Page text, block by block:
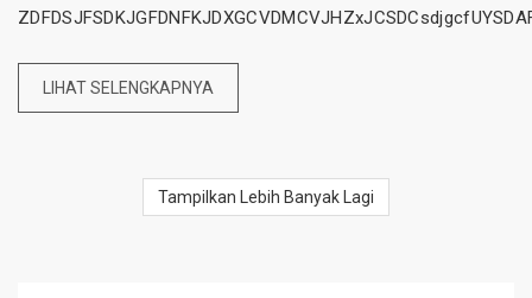
LIHAT SELENGKAPNYA
Tampilkan Lebih Banyak Lagi